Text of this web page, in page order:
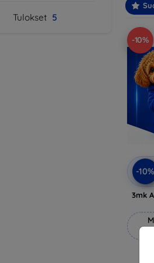
Tulokset 5
-10%
-10%
3mk